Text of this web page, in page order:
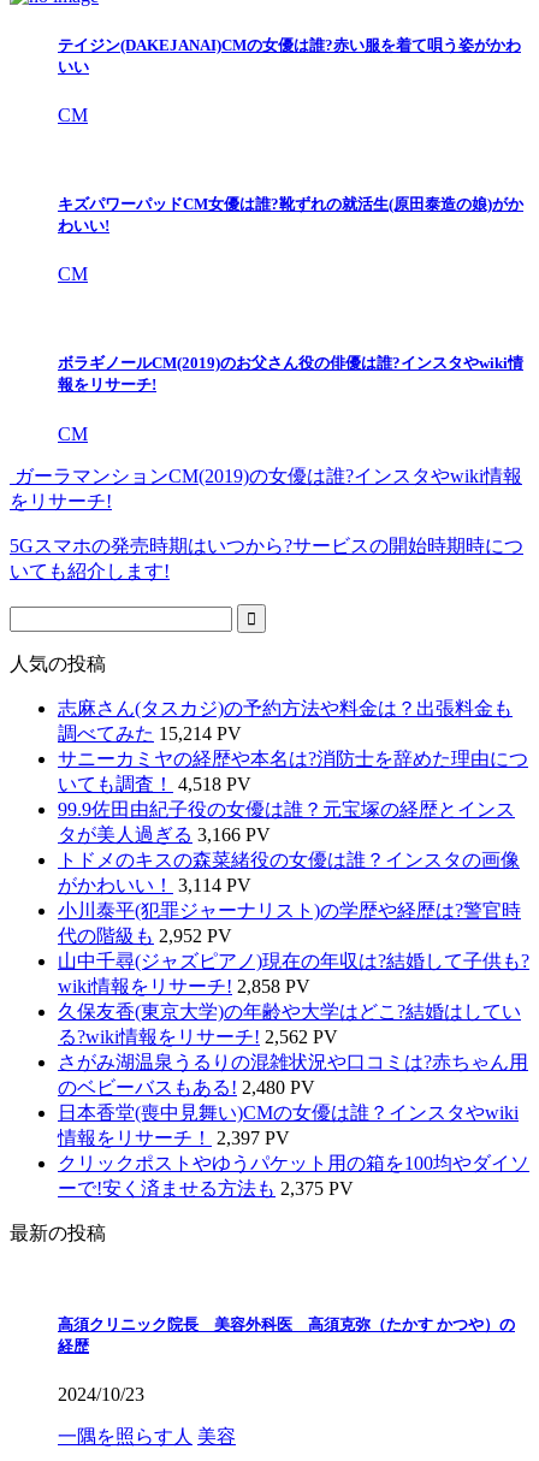
テイジン(DAKEJANAI)CMの女優は誰?赤い服を着て唄う姿がかわ
いい
CM
キズパワーパッドCM女優は誰?靴ずれの就活生(原田泰造の娘)がか
わいい!
CM
ボラギノールCM(2019)のお父さん役の俳優は誰?インスタやwiki情
報をリサーチ!
CM
ガーラマンションCM(2019)の女優は誰?インスタやwiki情報
をリサーチ!
5Gスマホの発売時期はいつから?サービスの開始時期時につ
いても紹介します!
人気の投稿
志麻さん(タスカジ)の予約方法や料金は？出張料金も
調べてみた 15,214 PV
サニーカミヤの経歴や本名は?消防士を辞めた理由につ
いても調査！
4,518 PV
99.9佐田由紀子役の女優は誰？元宝塚の経歴とインス
タが美人過ぎる 3,166 PV
トドメのキスの森菜緒役の女優は誰？インスタの画像
がかわいい！
3,114 PV
小川泰平(犯罪ジャーナリスト)の学歴や経歴は?警官時
代の階級も 2,952 PV
山中千尋(ジャズピアノ)現在の年収は?結婚して子供も?
wiki情報をリサーチ! 2,858 PV
久保友香(東京大学)の年齢や大学はどこ?結婚はしてい
る?wiki情報をリサーチ! 2,562 PV
さがみ湖温泉うるりの混雑状況や口コミは?赤ちゃん用
のベビーバスもある! 2,480 PV
日本香堂(喪中見舞い)CMの女優は誰？インスタやwiki
情報をリサーチ！
2,397 PV
クリックポストやゆうパケット用の箱を100均やダイソ
ーで!安く済ませる方法も 2,375 PV
最新の投稿
高須クリニック院長 美容外科医 高須克弥（たかす かつや）の
経歴
2024/10/23
一隅を照らす人 美容